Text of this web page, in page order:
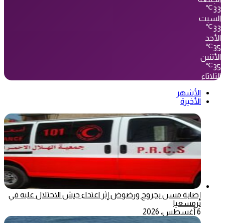
33
℃
السبت
33
℃
الأحد
35
℃
الأثنين
35
℃
الثلاثاء
الأشهر
الأخيرة
إصابة مسن بجروح ورضوض إثر اعتداء جيش الاحتلال عليه في
ترمسعيا
6 أغسطس، 2026